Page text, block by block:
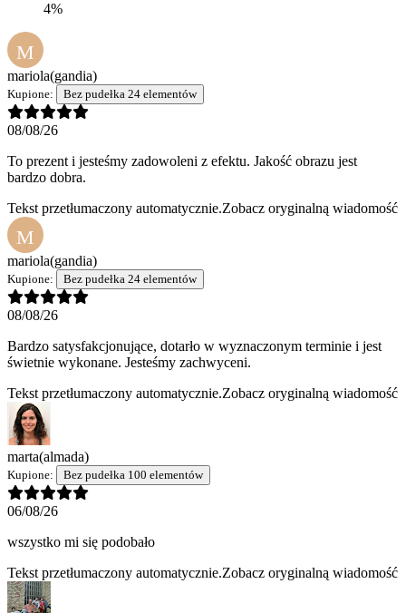
4%
M
mariola(gandia)
Kupione: Bez pudełka 24 elementów
08/08/26
To prezent i jesteśmy zadowoleni z efektu. Jakość obrazu jest
bardzo dobra.
Tekst przetłumaczony automatycznie.Zobacz oryginalną wiadomość
M
mariola(gandia)
Kupione: Bez pudełka 24 elementów
08/08/26
Bardzo satysfakcjonujące, dotarło w wyznaczonym terminie i jest
świetnie wykonane. Jesteśmy zachwyceni.
Tekst przetłumaczony automatycznie.Zobacz oryginalną wiadomość
marta(almada)
Kupione: Bez pudełka 100 elementów
06/08/26
wszystko mi się podobało
Tekst przetłumaczony automatycznie.Zobacz oryginalną wiadomość